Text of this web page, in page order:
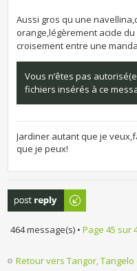
Aussi gros qu une
orange,légèrement acide
croisement entre une
Vous n’êtes pas
fichiers insérés à ce
Jardiner autant que je
que je peux!
Publier une
réponse
464 message(s) • Page 45 sur
Retour vers Tangor,